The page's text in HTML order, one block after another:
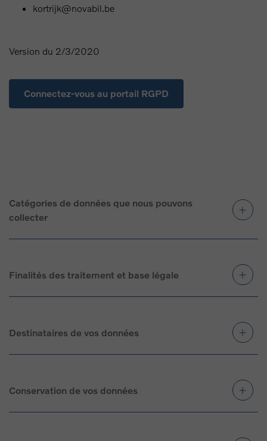
kortrijk@novabil.be
Version du 2/3/2020
Connectez-vous au portail RGPD
Catégories de données que nous pouvons
collecter
Finalités des traitement et base légale
Destinataires de vos données
Conservation de vos données